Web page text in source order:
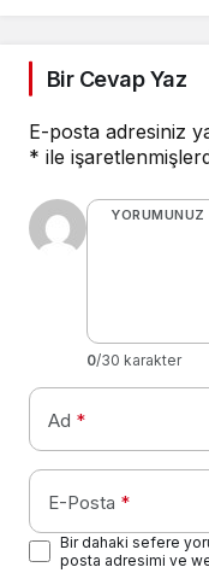
Bir Cevap Yaz
E-posta adresiniz
* ile
YORUMUNUZ
0/30 karakter
Ad *
E-Posta *
Bir dahaki sefere
posta adresimi ve